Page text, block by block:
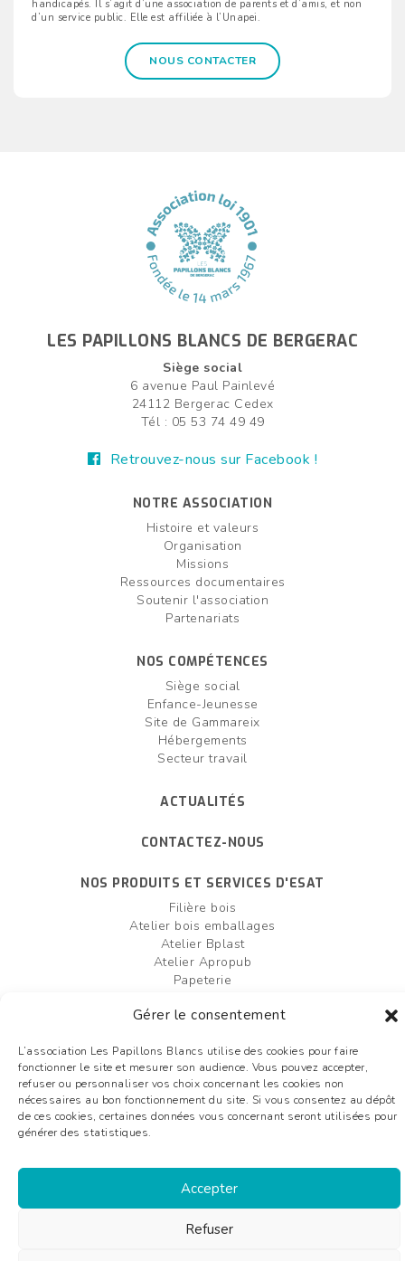
Gérer le consentement
L’association Les Papillons Blancs utilise des cookies pour faire
fonctionner le site et mesurer son audience. Vous pouvez accepter,
refuser ou personnaliser vos choix concernant les cookies non
nécessaires au bon fonctionnement du site. Si vous consentez au dépôt
de ces cookies, certaines données vous concernant seront utilisées pour
générer des statistiques.
Accepter
Refuser
handicapés. Il s’agit d’une association de parents et d’amis, et non
d’un service public. Elle est affiliée à l’Unapei.
NOUS CONTACTER
LES PAPILLONS BLANCS DE BERGERAC
Siège social
6 avenue Paul Painlevé
24112 Bergerac Cedex
Tél : 05 53 74 49 49
Retrouvez-nous sur Facebook !
NOTRE ASSOCIATION
Histoire et valeurs
Organisation
Missions
Ressources documentaires
Soutenir l'association
Partenariats
NOS COMPÉTENCES
Siège social
Enfance-Jeunesse
Site de Gammareix
Hébergements
Secteur travail
ACTUALITÉS
CONTACTEZ-NOUS
NOS PRODUITS ET SERVICES D'ESAT
Filière bois
Atelier bois emballages
Atelier Bplast
Atelier Apropub
Papeterie
Atelier bois box palettes
FAIRE UN DON OFFRES D'EMPLOI
Plan du site
Mentions légales
©2026 Les Papillons Blancs de Bergerac - Tous droits réservés - conception :
aggelos.fr